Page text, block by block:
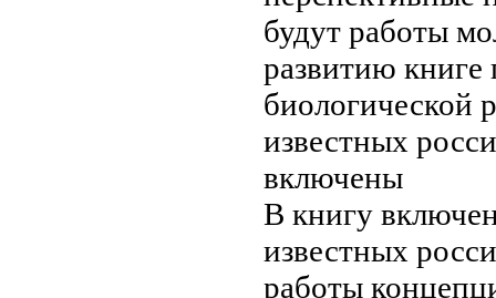
будут работы
развитию книге
биологической
известных
включены
В книгу
известных
работы